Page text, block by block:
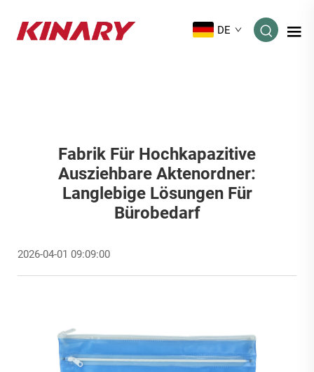
DE
Fabrik Für Hochkapazitive
Ausziehbare Aktenordner:
Langlebige Lösungen Für
Bürobedarf
2026-04-01 09:09:00